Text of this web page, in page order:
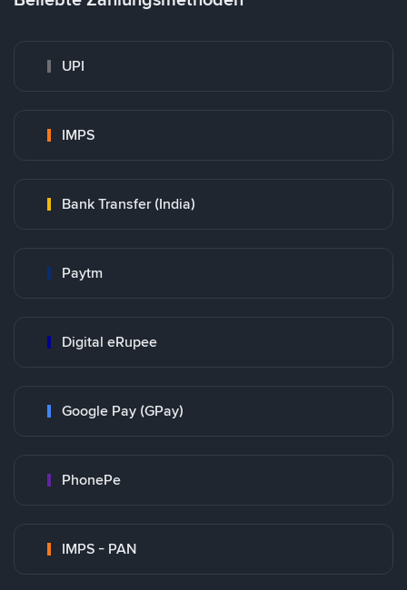
UPI
IMPS
Bank Transfer (India)
Paytm
Digital eRupee
Google Pay (GPay)
PhonePe
IMPS - PAN